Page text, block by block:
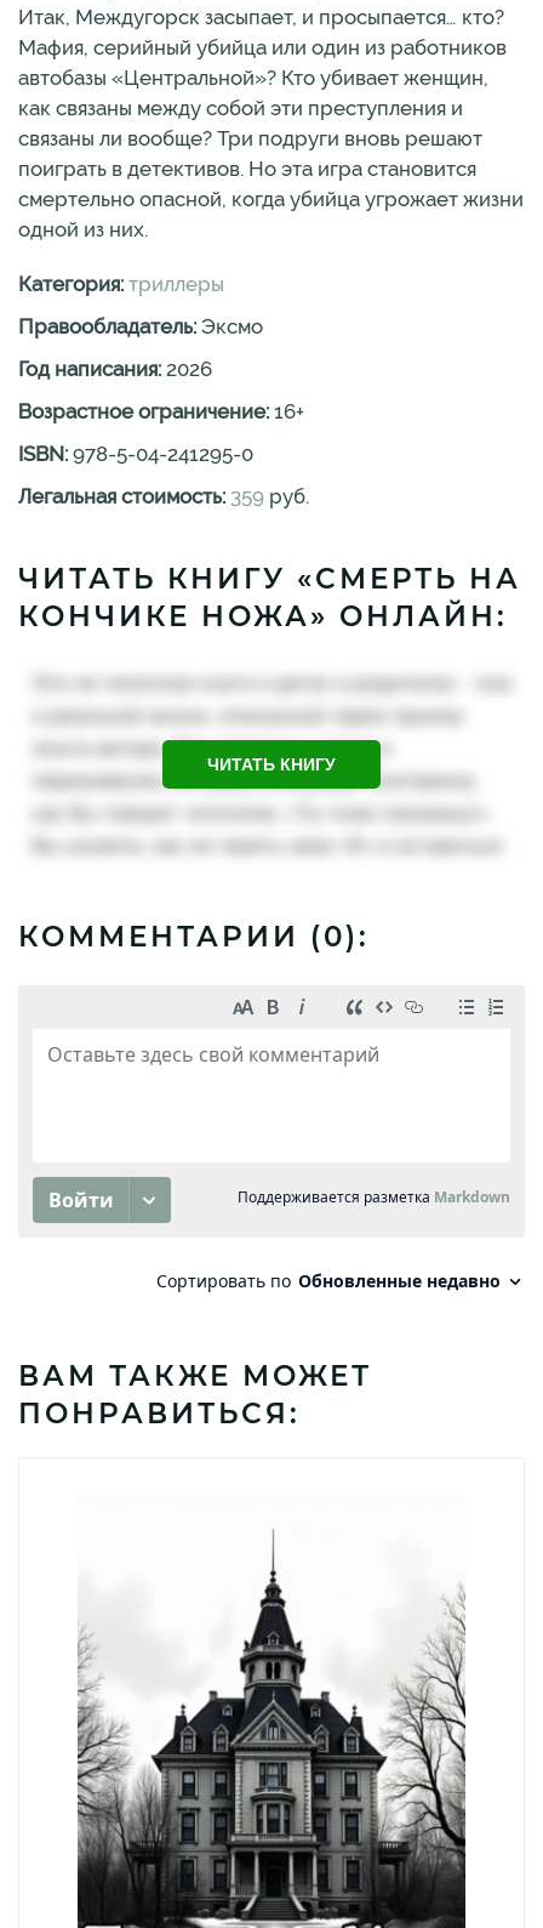
Итак, Междугорск засыпает, и просыпается… кто?
Мафия, серийный убийца или один из работников
автобазы «Центральной»? Кто убивает женщин,
как связаны между собой эти преступления и
связаны ли вообще? Три подруги вновь решают
поиграть в детективов. Но эта игра становится
смертельно опасной, когда убийца угрожает жизни
одной из них.
Категория: триллеры
Правообладатель: Эксмо
Год написания: 2026
Возрастное ограничение: 16+
ISBN: 978-5-04-241295-0
Легальная стоимость: 359 руб.
ЧИТАТЬ КНИГУ «СМЕРТЬ НА
КОНЧИКЕ НОЖА» ОНЛАЙН:
ЧИТАТЬ КНИГУ
КОММЕНТАРИИ (0):
ВАМ ТАКЖЕ МОЖЕТ
ПОНРАВИТЬСЯ: